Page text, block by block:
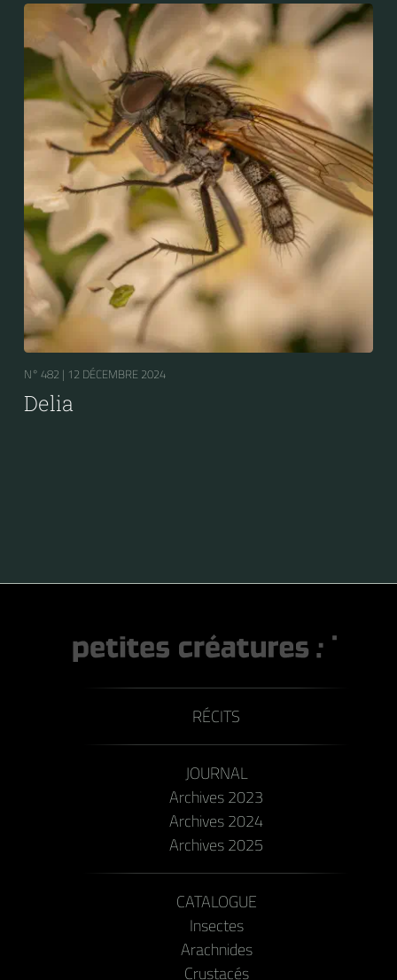
N° 482 | 12 DÉCEMBRE 2024
Delia
RÉCITS
JOURNAL
Archives 2023
Archives 2024
Archives 2025
CATALOGUE
Insectes
Arachnides
Crustacés